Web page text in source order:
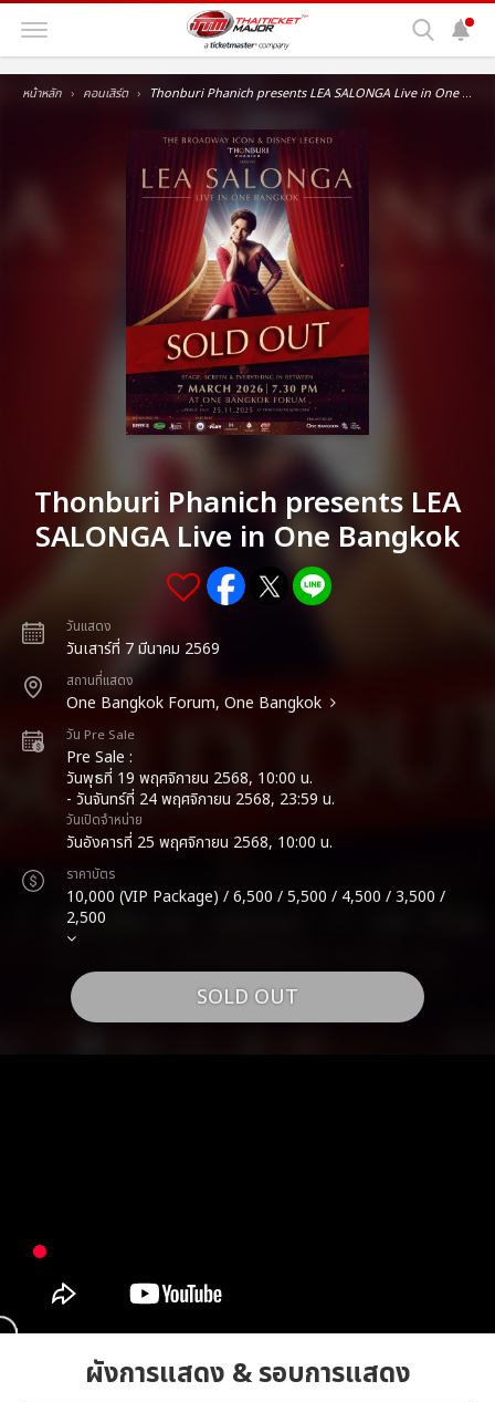
หน้าหลัก คอนเสิร์ต Thonburi Phanich presents LEA SALONGA Live in One Bangkok
Thonburi Phanich presents LEA
SALONGA Live in One Bangkok
วันแสดง
วันเสาร์ที่ 7 มีนาคม 2569
สถานที่แสดง
One Bangkok Forum, One Bangkok
วัน Pre Sale
Pre Sale :
วันพุธที่ 19 พฤศจิกายน 2568, 10:00 น.
- วันจันทร์ที่ 24 พฤศจิกายน 2568, 23:59 น.
วันเปิดจำหน่าย
วันอังคารที่ 25 พฤศจิกายน 2568, 10:00 น.
ราคาบัตร
10,000 (VIP Package) / 6,500 / 5,500 / 4,500 / 3,500 /
2,500
SOLD OUT
ผังการแสดง & รอบการแสดง